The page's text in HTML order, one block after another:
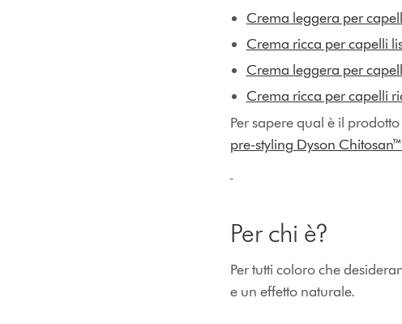
Crema leggera per
Crema ricca per capelli
Crema leggera per
Crema ricca per capelli
Per sapere qual è il
pre-styling Dyson
Per chi è?
Per tutti coloro che
e un effetto naturale.